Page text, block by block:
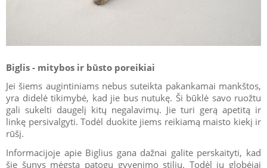
Biglis - mitybos ir būsto poreikiai
Jei šiems augintiniams nebus suteikta pakankamai mankštos,
yra didelė tikimybė, kad jie bus nutukę. Ši būklė savo ruožtu
gali sukelti daugelį kitų negalavimų. Jie turi gerą apetitą ir
linkę persivalgyti. Todėl duokite jiems reikiamą maisto kiekį ir
rūšį.
Informacijoje apie Biglius gana dažnai galite perskaityti, kad
šie šunys mėgsta patogų gyvenimo stilių. Todėl jų globėjai